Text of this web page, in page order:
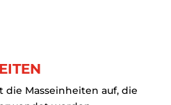
Masseinheiten auf, die